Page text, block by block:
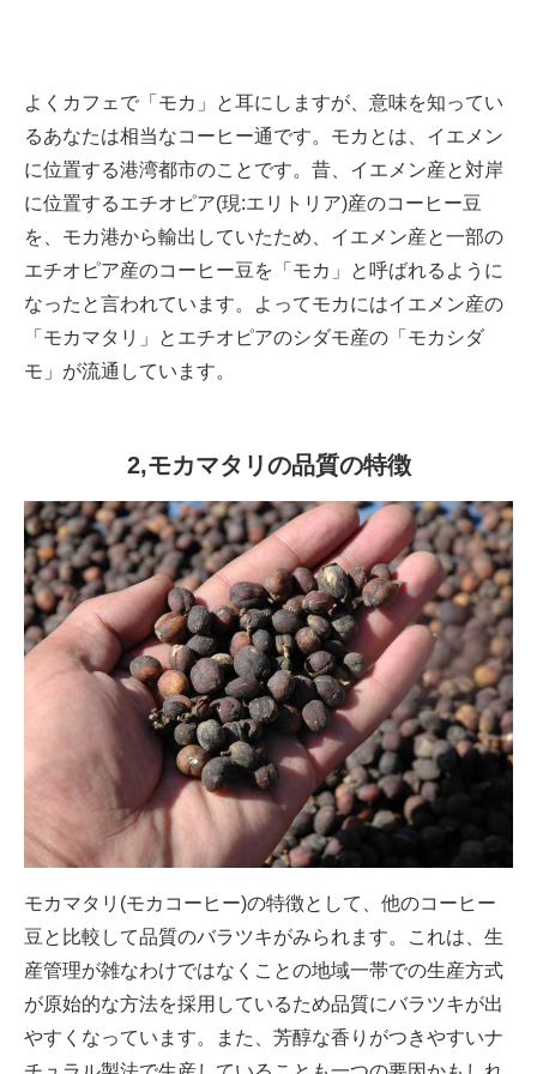
よくカフェで「モカ」と耳にしますが、意味を知ってい
るあなたは相当なコーヒー通です。モカとは、イエメン
に位置する港湾都市のことです。昔、イエメン産と対岸
に位置するエチオピア(現:エリトリア)産のコーヒー豆
を、モカ港から輸出していたため、イエメン産と一部の
エチオピア産のコーヒー豆を「モカ」と呼ばれるように
なったと言われています。よってモカにはイエメン産の
「モカマタリ」とエチオピアのシダモ産の「モカシダ
モ」が流通しています。
2,モカマタリの品質の特徴
モカマタリ(モカコーヒー)の特徴として、他のコーヒー
豆と比較して品質のバラツキがみられます。これは、生
産管理が雑なわけではなくことの地域一帯での生産方式
が原始的な方法を採用しているため品質にバラツキが出
やすくなっています。また、芳醇な香りがつきやすいナ